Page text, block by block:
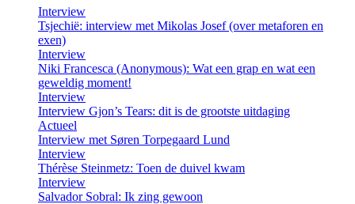
Interview
Tsjechië: interview met Mikolas Josef (over metaforen en
exen)
Interview
Niki Francesca (Anonymous): Wat een grap en wat een
geweldig moment!
Interview
Interview Gjon’s Tears: dit is de grootste uitdaging
Actueel
Interview met Søren Torpegaard Lund
Interview
Thérèse Steinmetz: Toen de duivel kwam
Interview
Salvador Sobral: Ik zing gewoon